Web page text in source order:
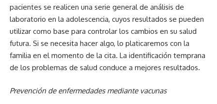
pacientes se realicen una serie general de análisis de
laboratorio en la adolescencia, cuyos resultados se pueden
utilizar como base para controlar los cambios en su salud
futura. Si se necesita hacer algo, lo platicaremos con la
familia en el momento de la cita. La identificación temprana
de los problemas de salud conduce a mejores resultados.
Prevención de enfermedades mediante vacunas